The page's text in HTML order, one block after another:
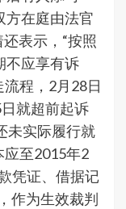
方在庭由法官
表示，“按照
不应享有诉
程，2月28日
就超前起诉
未实际履行就
应至2015年2
凭证、借据记
作为生效裁判